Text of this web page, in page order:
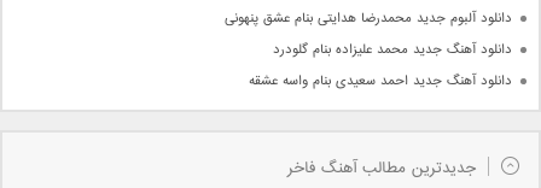
دانلود آلبوم جدید محمدرضا هدایتی بنام عشق پنهونی
دانلود آهنگ جدید محمد علیزاده بنام گلودرد
دانلود آهنگ جدید احمد سعیدی بنام واسه عشقه
جدیدترین مطالب آهنگ فاخر